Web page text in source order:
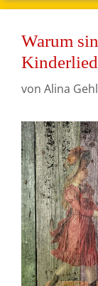
Warum
von Alina